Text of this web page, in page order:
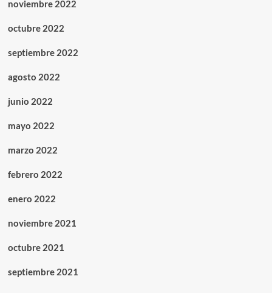
noviembre 2022
octubre 2022
septiembre 2022
agosto 2022
junio 2022
mayo 2022
marzo 2022
febrero 2022
enero 2022
noviembre 2021
octubre 2021
septiembre 2021